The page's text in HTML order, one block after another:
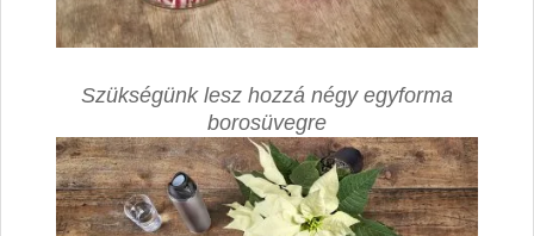
Szükségünk lesz hozzá négy egyforma
borosüvegre